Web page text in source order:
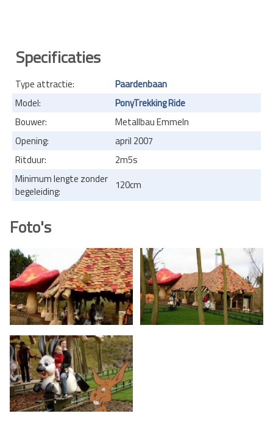
Specificaties
Type attractie:
Paardenbaan
Model:
PonyTrekking Ride
Bouwer:
Metallbau Emmeln
Opening:
april 2007
Ritduur:
2m5s
Minimum lengte zonder
begeleiding:
120cm
Foto's